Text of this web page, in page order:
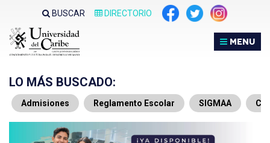
sitio
web
sistema
accesibilidad.
BUSCAR DIRECTORIO
MENU
LO MÁS BUSCADO:
Admisiones Reglamento Escolar SIGMAA